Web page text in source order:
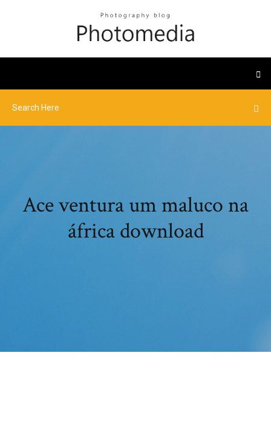
Ace ventura um maluco na
áfrica download